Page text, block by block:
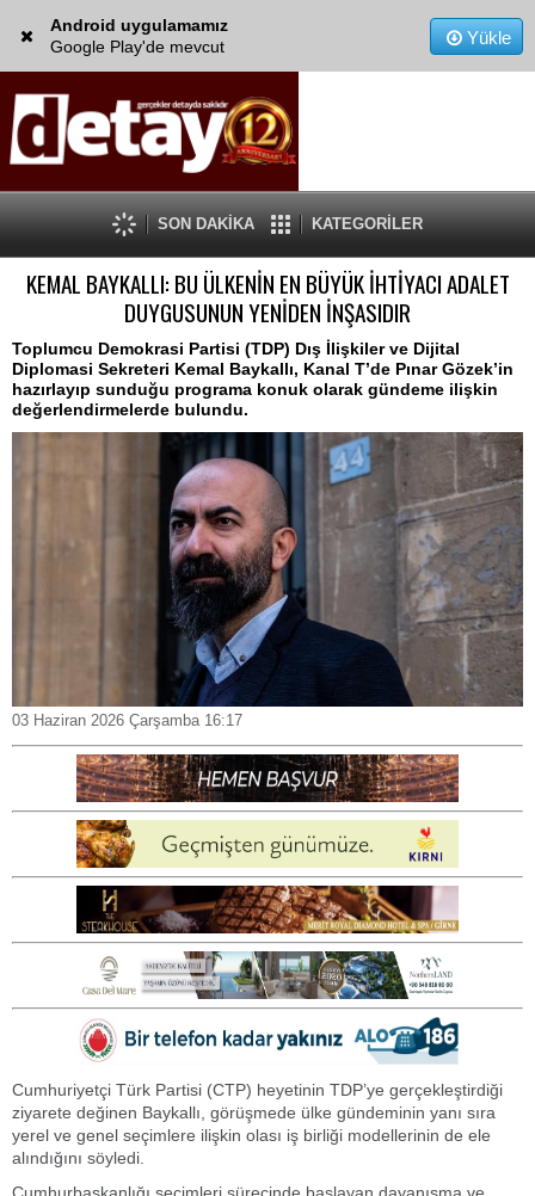
Android uygulamamız
Google Play'de mevcut
Yükle
SON DAKİKA KATEGORİLER
KEMAL BAYKALLI: BU ÜLKENİN EN BÜYÜK İHTİYACI ADALET
DUYGUSUNUN YENİDEN İNŞASIDIR
Toplumcu Demokrasi Partisi (TDP) Dış İlişkiler ve Dijital
Diplomasi Sekreteri Kemal Baykallı, Kanal T’de Pınar Gözek’in
hazırlayıp sunduğu programa konuk olarak gündeme ilişkin
değerlendirmelerde bulundu.
03 Haziran 2026 Çarşamba 16:17
Cumhuriyetçi Türk Partisi (CTP) heyetinin TDP’ye gerçekleştirdiği
ziyarete değinen Baykallı, görüşmede ülke gündeminin yanı sıra
yerel ve genel seçimlere ilişkin olası iş birliği modellerinin de ele
alındığını söyledi.